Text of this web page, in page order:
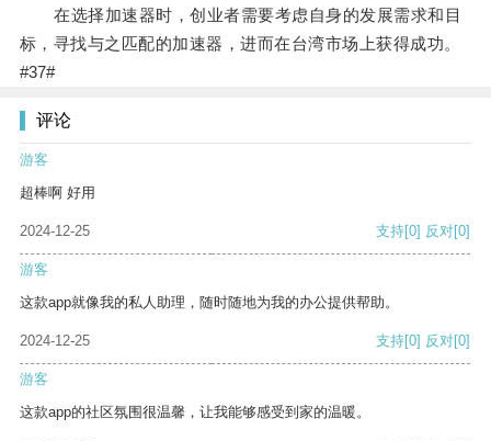
在选择加速器时，创业者需要考虑自身的发展需求和目
标，寻找与之匹配的加速器，进而在台湾市场上获得成功。
#37#
评论
游客
超棒啊 好用
2024-12-25 支持[0] 反对[0]
游客
这款app就像我的私人助理，随时随地为我的办公提供帮助。
2024-12-25 支持[0] 反对[0]
游客
这款app的社区氛围很温馨，让我能够感受到家的温暖。